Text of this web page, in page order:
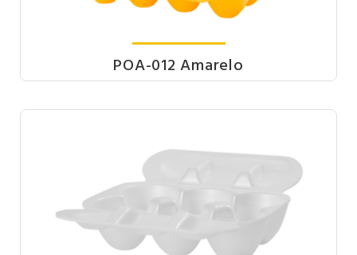
POA-012 Amarelo